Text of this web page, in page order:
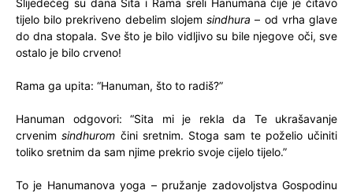
Slijedećeg su dana Sita i Rama sreli Hanumana čije je čitavo
tijelo bilo prekriveno debelim slojem sindhura – od vrha glave
do dna stopala. Sve što je bilo vidljivo su bile njegove oči, sve
ostalo je bilo crveno!
Rama ga upita: “Hanuman, što to radiš?”
Hanuman odgovori: “Sita mi je rekla da Te ukrašavanje
crvenimsindhurom čini sretnim. Stoga sam te poželio učiniti
toliko sretnim da sam njime prekrio svoje cijelo tijelo.”
To je Hanumanova yoga – pružanje zadovoljstva Gospodinu